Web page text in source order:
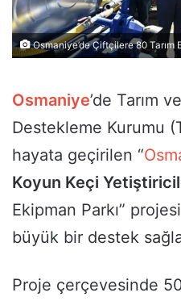
Osmaniye’de Çiftçilere 80 Tarım
Osmaniye’de Tarım
Destekleme Kurumu
hayata geçirilen “
Koyun Keçi
Ekipman Parkı”
büyük bir destek
Proje çerçevesinde